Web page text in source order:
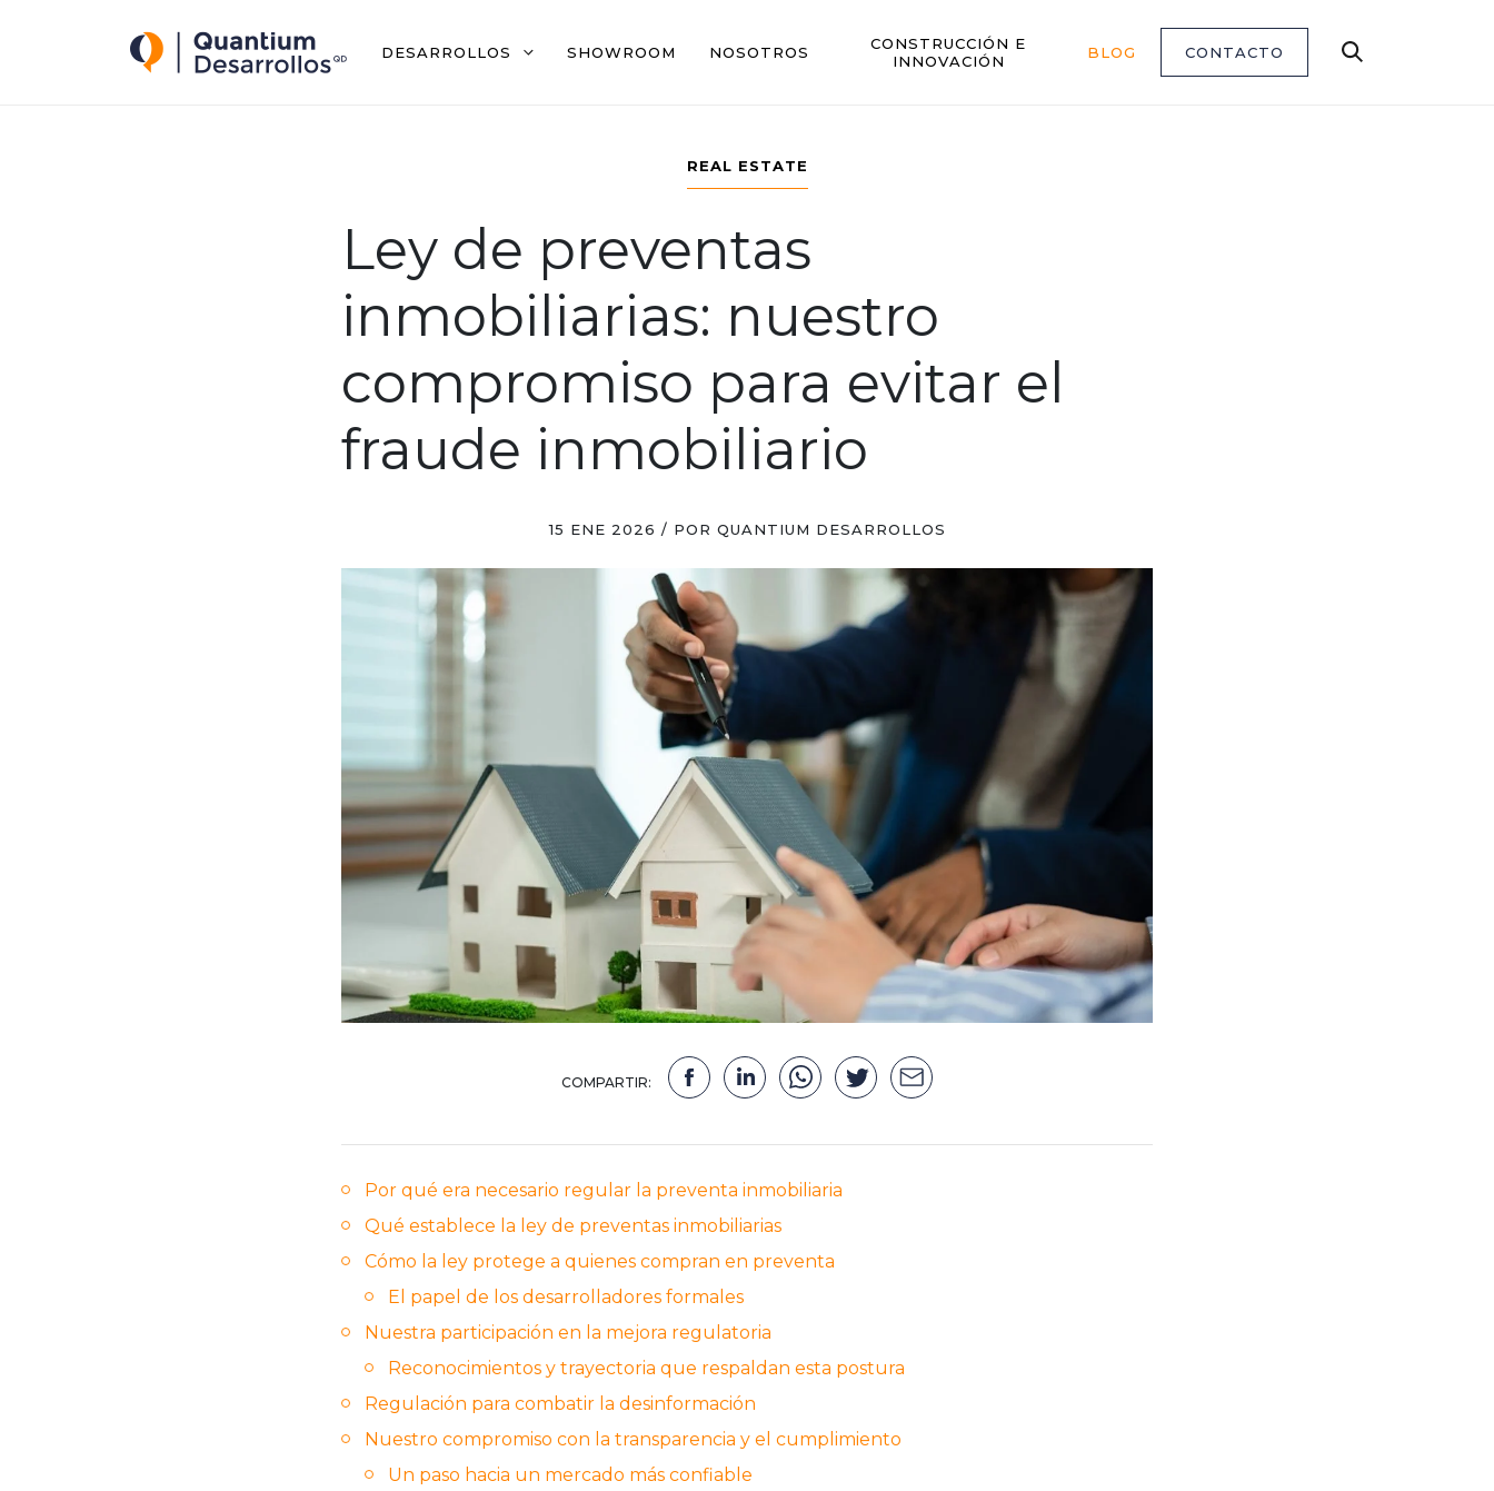
Quantium Desarrollos DESARROLLOS SHOWROOM NOSOTROS
CONSTRUCCIÓN E
INNOVACIÓN
BLOG CONTACTO Buscar
REAL ESTATE
Ley de preventas
inmobiliarias: nuestro
compromiso para evitar el
fraude inmobiliario
15 ENE 2026 / POR QUANTIUM DESARROLLOS
COMPARTIR:
Por qué era necesario regular la preventa inmobiliaria
Qué establece la ley de preventas inmobiliarias
Cómo la ley protege a quienes compran en preventa
El papel de los desarrolladores formales
Nuestra participación en la mejora regulatoria
Reconocimientos y trayectoria que respaldan esta postura
Regulación para combatir la desinformación
Nuestro compromiso con la transparencia y el cumplimiento
Un paso hacia un mercado más confiable